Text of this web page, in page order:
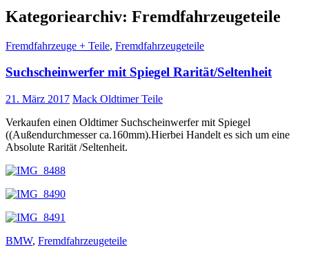
Kategoriearchiv: Fremdfahrzeugeteile
Fremdfahrzeuge + Teile, Fremdfahrzeugeteile
Suchscheinwerfer mit Spiegel Rarität/Seltenheit
21. März 2017 Mack Oldtimer Teile
Verkaufen einen Oldtimer Suchscheinwerfer mit Spiegel
((Außendurchmesser ca.160mm).Hierbei Handelt es sich um eine
Absolute Rarität /Seltenheit.
BMW, Fremdfahrzeugeteile